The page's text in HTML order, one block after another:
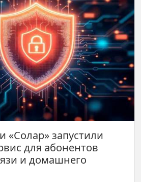
«Солар» запустили
для абонентов
и домашнего